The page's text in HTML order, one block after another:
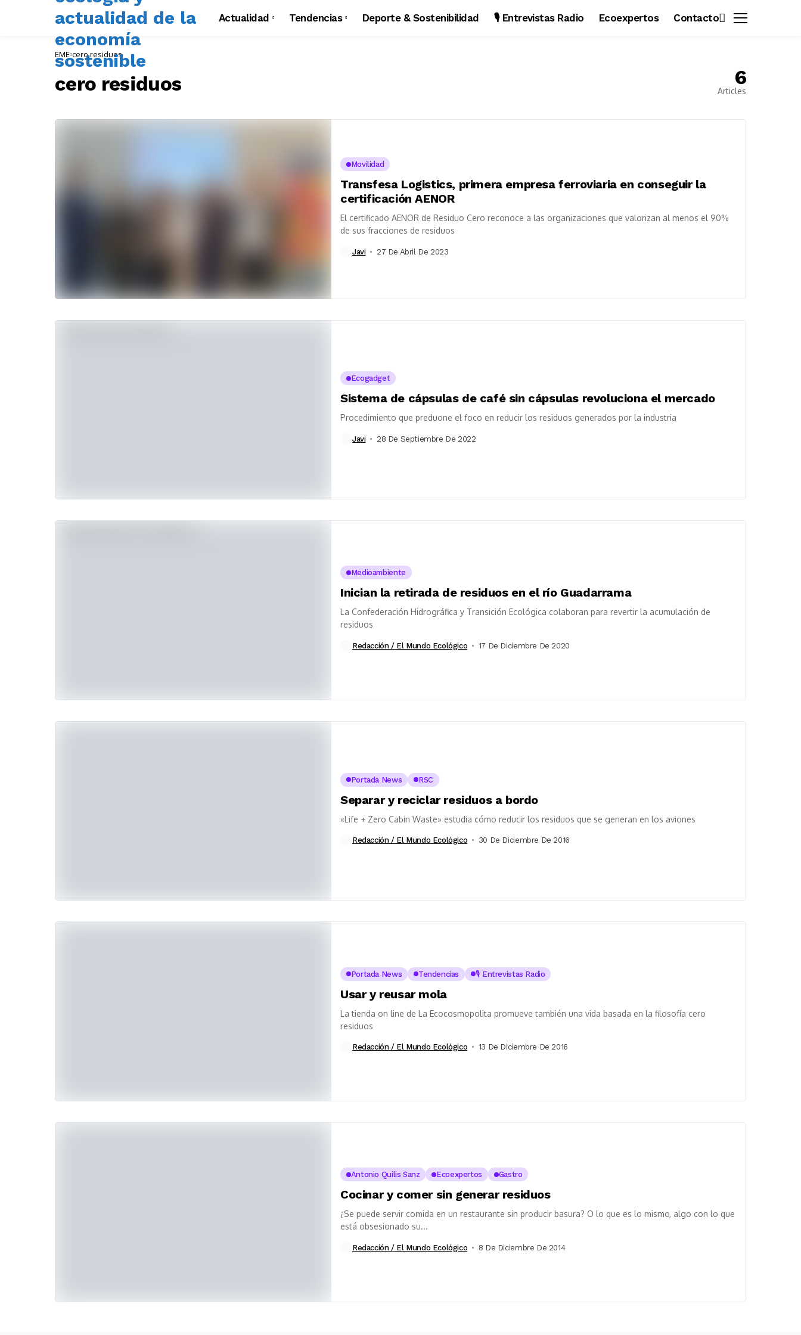
Actualidad Tendencias Deporte & Sostenibilidad 🎙️ Entrevistas Radio Ecoexpertos Contacto
EME cero residuos
cero residuos 6
Articles
Movilidad
Transfesa Logistics, primera empresa ferroviaria en conseguir la
certificación AENOR
El certificado AENOR de Residuo Cero reconoce a las organizaciones que valorizan al menos el 90%
de sus fracciones de residuos
Javi 27 De Abril De 2023
Ecogadget
Sistema de cápsulas de café sin cápsulas revoluciona el mercado
Procedimiento que preduone el foco en reducir los residuos generados por la industria
Javi 28 De Septiembre De 2022
Medioambiente
Inician la retirada de residuos en el río Guadarrama
La Confederación Hidrográfica y Transición Ecológica colaboran para revertir la acumulación de
residuos
Redacción / El Mundo Ecológico 17 De Diciembre De 2020
Portada News RSC
Separar y reciclar residuos a bordo
«Life + Zero Cabin Waste» estudia cómo reducir los residuos que se generan en los aviones
Redacción / El Mundo Ecológico 30 De Diciembre De 2016
Portada News Tendencias 🎙️ Entrevistas Radio
Usar y reusar mola
La tienda on line de La Ecocosmopolita promueve también una vida basada en la filosofía cero
residuos
Redacción / El Mundo Ecológico 13 De Diciembre De 2016
Antonio Quilis Sanz Ecoexpertos Gastro
Cocinar y comer sin generar residuos
¿Se puede servir comida en un restaurante sin producir basura? O lo que es lo mismo, algo con lo que
está obsesionado su...
Redacción / El Mundo Ecológico 8 De Diciembre De 2014